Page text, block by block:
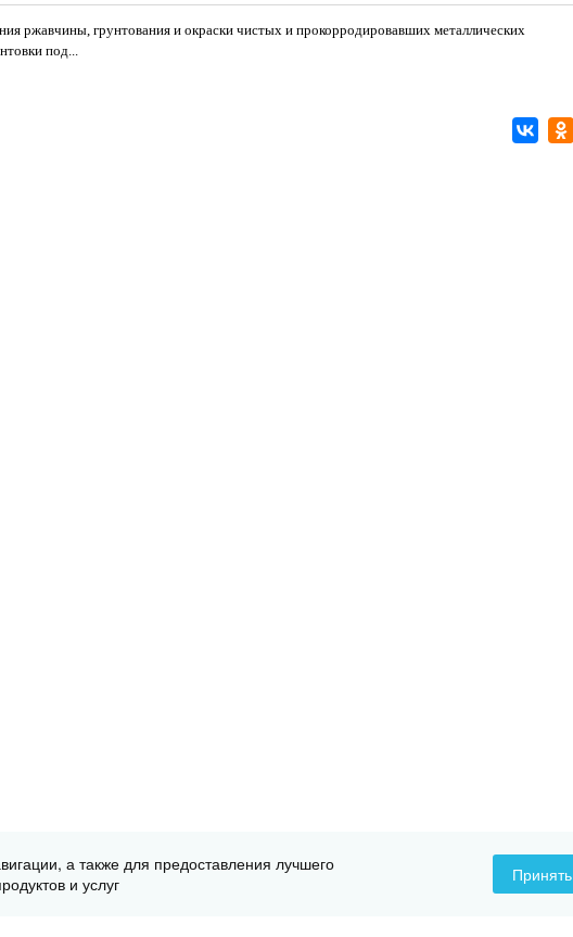
ржавчины, грунтования и окраски чистых и прокорродировавших металлических
под...
а также для предоставления лучшего
и услуг
Принять